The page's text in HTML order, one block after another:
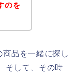
のを
品を一緒に探し
そして、その時